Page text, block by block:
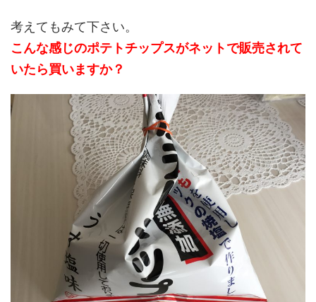
考えてもみて下さい。
こんな感じのポテトチップスがネットで販売されて
いたら買いますか？